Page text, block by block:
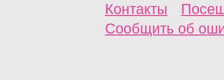
Контакты
Сообщить об